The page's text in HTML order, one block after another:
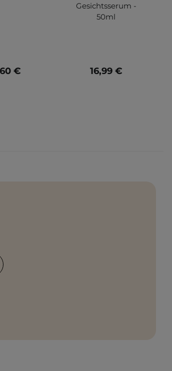
€
Gesichtsserum -
50ml
16,99 €